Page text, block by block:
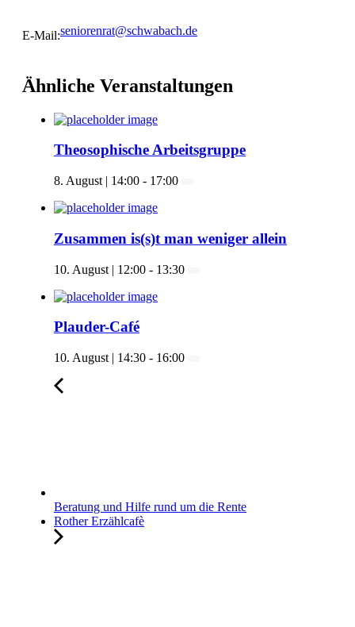
E-Mail:seniorenrat@schwabach.de
Ähnliche Veranstaltungen
Theosophische Arbeitsgruppe
8. August | 14:00 - 17:00
Zusammen is(s)t man weniger allein
10. August | 12:00 - 13:30
Plauder-Café
10. August | 14:30 - 16:00
Beratung und Hilfe rund um die Rente
Rother Erzählcafè